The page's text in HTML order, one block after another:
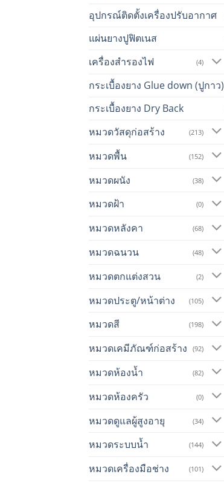
อุปกรณ์ติดตั้งเครื่องปรับอากาศ
แผ่นยางปูฟิตเนส
เครื่องสำรองไฟ (4)
กระเบื้องยาง Glue down (ปูกาว)
กระเบื้องยาง Dry Back
หมวดวัสดุก่อสร้าง (213)
หมวดพื้น (152)
หมวดผนัง (38)
หมวดฝ้า (0)
หมวดหลังคา (68)
หมวดฉนวน (48)
หมวดตกแต่งสวน (2)
หมวดประตู/หน้าต่าง (105)
หมวดสี (198)
หมวดเคมีภัณฑ์ก่อสร้าง (92)
หมวดห้องน้ำ (82)
หมวดห้องครัว (0)
หมวดดูแลผู้สูงอายุ (34)
หมวดระบบน้ำ (144)
หมวดเครื่องมือช่าง (101)